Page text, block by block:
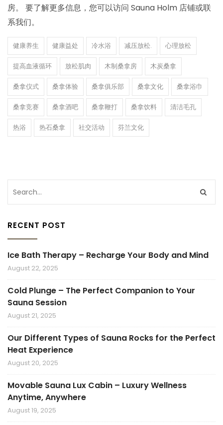
房。 要了解更多信息，您可以访问 Sauna Holm 店铺或联
系我们。
健康养生 健康益处 冷水浴 减压放松. 心理放松
提高血液循环 放松肌肉 木制桑拿房 木炭桑拿
桑拿仪式 桑拿体验 桑拿俱乐部 桑拿文化 桑拿浴巾
桑拿竞赛 桑拿酒吧 桑拿鞭打 桑拿饮料 清洁毛孔
热浴 热石桑拿 社交活动 芬兰文化
RECENT POST
Ice Bath Therapy – Recharge Your Body and Mind
August 22, 2025
Cold Plunge – The Perfect Companion to Your
Sauna Session
August 21, 2025
Our Different Types of Sauna Rocks for the Perfect
Heat Experience
August 20, 2025
Movable Sauna Lux Cabin – Luxury Wellness
Anytime, Anywhere
August 19, 2025